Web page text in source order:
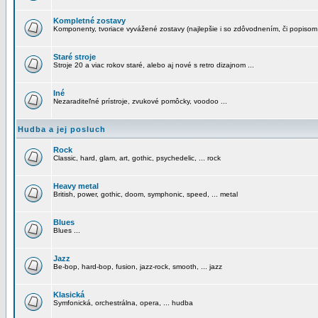
Kompletné zostavy
Komponenty, tvoriace vyvážené zostavy (najlepšie i so zdôvodnením, či
Staré stroje
Stroje 20 a viac rokov staré, alebo aj nové s retro dizajnom ...
Iné
Nezaraditeľné prístroje, zvukové pomôcky, voodoo ...
Hudba a jej posluch
Rock
Classic, hard, glam, art, gothic, psychedelic, ... rock
Heavy metal
British, power, gothic, doom, symphonic, speed, ... metal
Blues
Blues ...
Jazz
Be-bop, hard-bop, fusion, jazz-rock, smooth, ... jazz
Klasická
Symfonická, orchestrálna, opera, ... hudba